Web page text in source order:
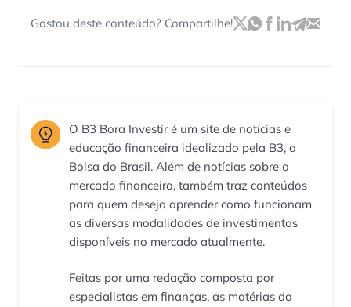
Gostou deste conteúdo? Compartilhe!
O B3 Bora Investir é um site de notícias e
educação financeira idealizado pela B3, a
Bolsa do Brasil. Além de notícias sobre o
mercado financeiro, também traz conteúdos
para quem deseja aprender como funcionam
as diversas modalidades de investimentos
disponíveis no mercado atualmente.
Feitas por uma redação composta por
especialistas em finanças, as matérias do